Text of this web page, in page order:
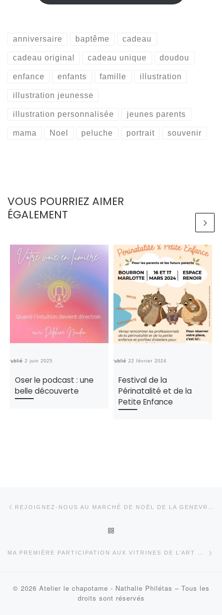
anniversaire baptême cadeau
cadeau original cadeau unique doudou
enfance enfants famille illustration
illustration jeunesse
illustration personnalisée jeunes parents
mama Noel peluche portrait souvenir
VOUS POURRIEZ AIMER
ÉGALEMENT
Publié2 juin 2025
Oser le podcast : une
belle découverte
Publié22 février 2024
Festival de la
Périnatalité et de la
Petite Enfance
© 2026 Atelier le chapotame - Nathalie Philétas – Tous les
droits sont réservés